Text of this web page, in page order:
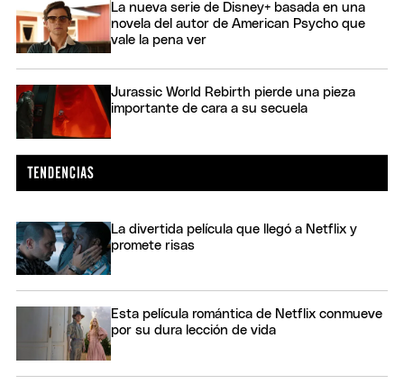
La nueva serie de Disney+ basada en una
novela del autor de American Psycho que
vale la pena ver
Jurassic World Rebirth pierde una pieza
importante de cara a su secuela
La divertida película que llegó a Netflix y
promete risas
Esta película romántica de Netflix conmueve
por su dura lección de vida